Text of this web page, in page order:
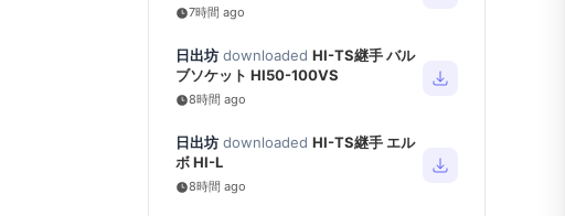
7時間 ago
日出坊 downloaded HI-TS継手 バル
ブソケット HI50-100VS
8時間 ago
日出坊 downloaded HI-TS継手 エル
ボ HI-L
8時間 ago